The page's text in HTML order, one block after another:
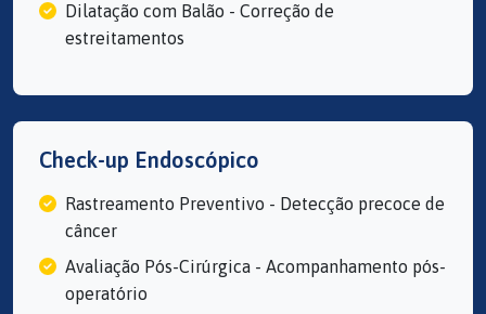
Dilatação com Balão - Correção de
estreitamentos
Check-up Endoscópico
Rastreamento Preventivo - Detecção precoce de
câncer
Avaliação Pós-Cirúrgica - Acompanhamento pós-
operatório